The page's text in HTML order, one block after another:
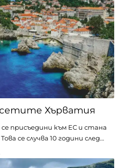
Хърватия
се присъедини към ЕС и стана
се случва 10 години след…